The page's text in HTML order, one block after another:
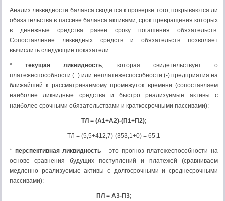
Анализ ликвидности баланса сводится к проверке того, покрываются ли
обязательства в пассиве баланса активами, срок превращения которых
в денежные средства равен сроку погашения обязательств.
Сопоставление ликвидных средств и обязательств позволяет
вычислить следующие показатели:
*текущая ликвидность, которая свидетельствует о
платежеспособности (+) или неплатежеспособности (-) предприятия на
ближайший к рассматриваемому промежуток времени (сопоставляем
наиболее ликвидные средства и быстро реализуемые активы с
наиболее срочными обязательствами и краткосрочными пассивами):
ТЛ = (А1+А2)-(П1+П2);
ТЛ = (5,5+412,7)-(353,1+0) = 65,1
* перспективная ликвидность - это прогноз платежеспособности на
основе сравнения будущих поступлений и платежей (сравниваем
медленно реализуемые активы с долгосрочными и среднесрочными
пассивами):
ПЛ = А3-П3;